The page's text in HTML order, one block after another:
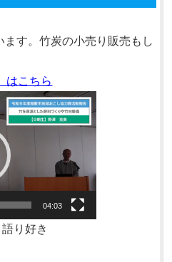
す。竹炭の小売り販売もし
はこちら
04:03
り好き